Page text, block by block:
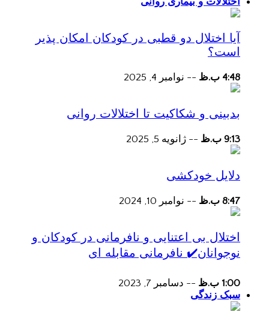
آیا اختلال دو قطبی در کودکان امکان پذیر
است؟
4:48 ب.ظ -- نوامبر 4, 2025
بدبینی و شکاکیت تا اختلالات روانی
9:13 ب.ظ -- ژانویه 5, 2025
دلایل خودکشی
8:47 ب.ظ -- نوامبر 10, 2024
اختلال بی اعتنایی و نافرمانی در کودکان و
نوجوانان✔️ نافرمانی مقابله ای
1:00 ب.ظ -- دسامبر 7, 2023
سبک زندگی